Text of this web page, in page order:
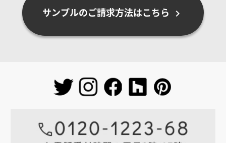
サンプルのご請求方法はこちら chevron_right